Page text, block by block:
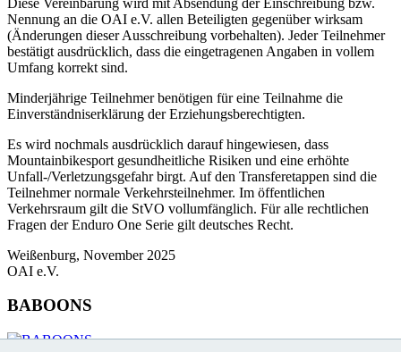
Nennung an die OAI e.V. allen Beteiligten gegenüber wirksam
(Änderungen dieser Ausschreibung vorbehalten). Jeder Teilnehmer
bestätigt ausdrücklich, dass die eingetragenen Angaben in vollem
Umfang korrekt sind.
Minderjährige Teilnehmer benötigen für eine Teilnahme die
Einverständniserklärung der Erziehungsberechtigten.
Es wird nochmals ausdrücklich darauf hingewiesen, dass
Mountainbikesport gesundheitliche Risiken und eine erhöhte
Unfall-/Verletzungsgefahr birgt. Auf den Transferetappen sind die
Teilnehmer normale Verkehrsteilnehmer. Im öffentlichen
Verkehrsraum gilt die StVO vollumfänglich. Für alle rechtlichen
Fragen der Enduro One Serie gilt deutsches Recht.
Weißenburg, November 2025
OAI e.V.
BABOONS